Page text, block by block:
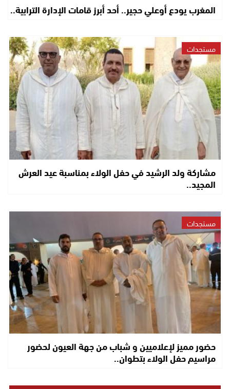
المغرب يودع أوعلي حجير.. أحد أبرز قامات الإدارة الترابية..
مستجدات
مشاركة ولد الرشيد في حفل الولاء بمناسبة عيد العرش
المجيد..
مستجدات
حضور مميز لإعلاميين و شباب من جهة العيون لحضور
مراسيم حفل الولاء بتطوان..